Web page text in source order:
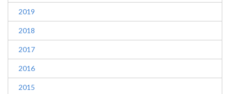
2019
2018
2017
2016
2015